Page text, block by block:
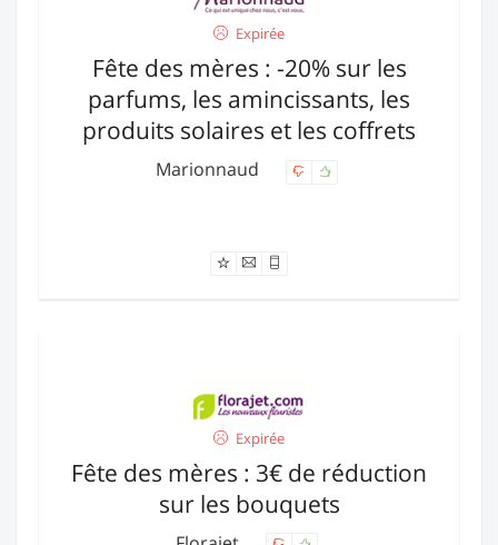
Expirée
Fête des mères : -20% sur les
parfums, les amincissants, les
produits solaires et les coffrets
Marionnaud
Expirée
Fête des mères : 3€ de réduction
sur les bouquets